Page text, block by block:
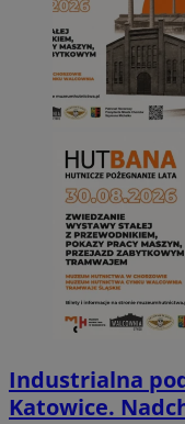
Industrialna
Katowice.